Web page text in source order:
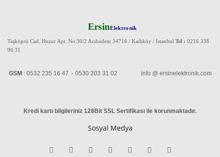
ErsinElektronik
Taşköprü Cad. Huzur Apt. No:30/2 Acıbadem 34716 / Kadıköy / Istanbul Tel : 0216 338
96 31
GSM : 0532 235 16 47 - 0530 203 31 02 info @ ersinelektronik.com
Kredi kartı bilgileriniz 128Bit SSL Sertifikası ile korunmaktadır.
Sosyal Medya